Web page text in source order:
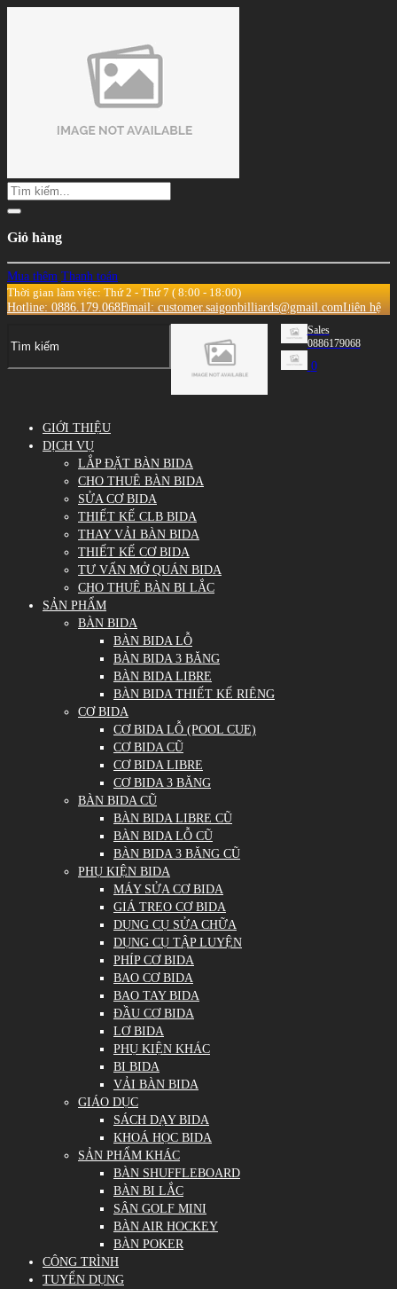
Giỏ hàng
Mua thêm Thanh toán
Thời gian làm việc: Thứ 2 - Thứ 7 ( 8:00 - 18:00)
Hotline: 0886.179.068Email: customer.saigonbilliards@gmail.comLiên hệ
Sales
0886179068
0
GIỚI THIỆU
DỊCH VỤ
LẮP ĐẶT BÀN BIDA
CHO THUÊ BÀN BIDA
SỬA CƠ BIDA
THIẾT KẾ CLB BIDA
THAY VẢI BÀN BIDA
THIẾT KẾ CƠ BIDA
TƯ VẤN MỞ QUÁN BIDA
CHO THUÊ BÀN BI LẮC
SẢN PHẨM
BÀN BIDA
BÀN BIDA LỖ
BÀN BIDA 3 BĂNG
BÀN BIDA LIBRE
BÀN BIDA THIẾT KẾ RIÊNG
CƠ BIDA
CƠ BIDA LỖ (POOL CUE)
CƠ BIDA CŨ
CƠ BIDA LIBRE
CƠ BIDA 3 BĂNG
BÀN BIDA CŨ
BÀN BIDA LIBRE CŨ
BÀN BIDA LỖ CŨ
BÀN BIDA 3 BĂNG CŨ
PHỤ KIỆN BIDA
MÁY SỬA CƠ BIDA
GIÁ TREO CƠ BIDA
DỤNG CỤ SỬA CHỮA
DỤNG CỤ TẬP LUYỆN
PHÍP CƠ BIDA
BAO CƠ BIDA
BAO TAY BIDA
ĐẦU CƠ BIDA
LƠ BIDA
PHỤ KIỆN KHÁC
BI BIDA
VẢI BÀN BIDA
GIÁO DỤC
SÁCH DẠY BIDA
KHOÁ HỌC BIDA
SẢN PHẨM KHÁC
BÀN SHUFFLEBOARD
BÀN BI LẮC
SÂN GOLF MINI
BÀN AIR HOCKEY
BÀN POKER
CÔNG TRÌNH
TUYỂN DỤNG